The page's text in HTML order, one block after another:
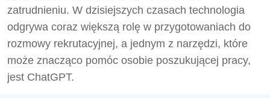
zatrudnieniu. W dzisiejszych czasach technologia
odgrywa coraz większą rolę w przygotowaniach do
rozmowy rekrutacyjnej, a jednym z narzędzi, które
może znacząco pomóc osobie poszukującej pracy,
jest ChatGPT.